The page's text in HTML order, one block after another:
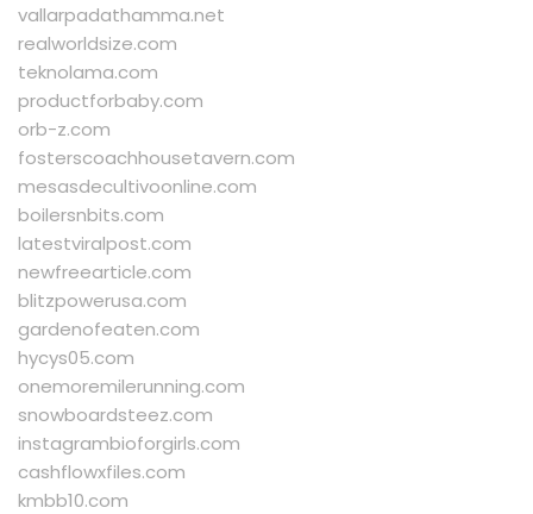
vallarpadathamma.net
realworldsize.com
teknolama.com
productforbaby.com
orb-z.com
fosterscoachhousetavern.com
mesasdecultivoonline.com
boilersnbits.com
latestviralpost.com
newfreearticle.com
blitzpowerusa.com
gardenofeaten.com
hycys05.com
onemoremilerunning.com
snowboardsteez.com
instagrambioforgirls.com
cashflowxfiles.com
kmbb10.com